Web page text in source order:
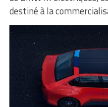
destiné à la